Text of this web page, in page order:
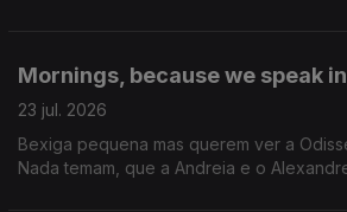
Mornings, because we speak
23 jul. 2026
Bexiga pequena mas querem ver a
Nada temam, que a Andreia e o